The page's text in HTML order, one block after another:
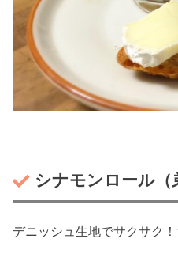
シナモンロール（
デニッシュ生地でサクサク！